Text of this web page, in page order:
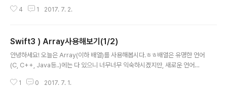
[1,2,3,4]arr[1...2] // [2,3]arr[1...2] = [5,6] //인덱스 1과 2의 값을 5와 6으
= [1,2,3,4]arr[1...2] // [2,3]arr[1...2] = [5,6,7,8,9] print(arr) //[1,5,6,7,
8..
4 1 2017. 7. 2.
Swift3 ) Array사용해보기(1/2)
안녕하세요! 오늘은 Array(이하 배열)를 사용해봅시다.ㅎㅎ배열은 유명한 언어
(C, C++, Java등..)에는 다 있으니 너무너무 익숙하시겠지만, 새로운 언어를
다. Array(배열) ● 배열의 생성 생성하는 법을 알아야 배열을 응용하든 말든
1 0 2017. 7. 1.